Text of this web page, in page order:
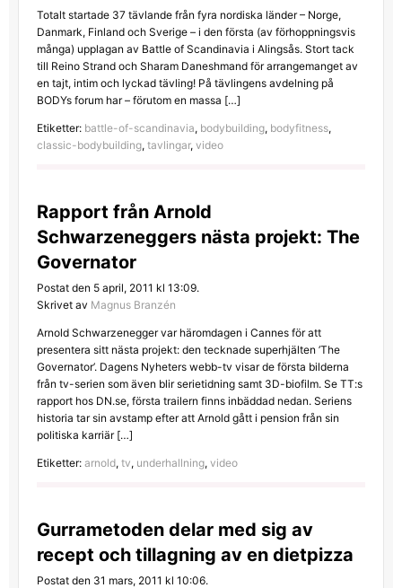
Totalt startade 37 tävlande från fyra nordiska länder – Norge,
Danmark, Finland och Sverige – i den första (av förhoppningsvis
många) upplagan av Battle of Scandinavia i Alingsås. Stort tack
till Reino Strand och Sharam Daneshmand för arrangemanget av
en tajt, intim och lyckad tävling! På tävlingens avdelning på
BODYs forum har – förutom en massa […]
Etiketter: battle-of-scandinavia, bodybuilding, bodyfitness,
classic-bodybuilding, tavlingar, video
Rapport från Arnold
Schwarzeneggers nästa projekt: The
Governator
Postat den 5 april, 2011 kl 13:09.
Skrivet av Magnus Branzén
Arnold Schwarzenegger var häromdagen i Cannes för att
presentera sitt nästa projekt: den tecknade superhjälten ’The
Governator’. Dagens Nyheters webb-tv visar de första bilderna
från tv-serien som även blir serietidning samt 3D-biofilm. Se TT:s
rapport hos DN.se, första trailern finns inbäddad nedan. Seriens
historia tar sin avstamp efter att Arnold gått i pension från sin
politiska karriär […]
Etiketter: arnold, tv, underhallning, video
Gurrametoden delar med sig av
recept och tillagning av en dietpizza
Postat den 31 mars, 2011 kl 10:06.